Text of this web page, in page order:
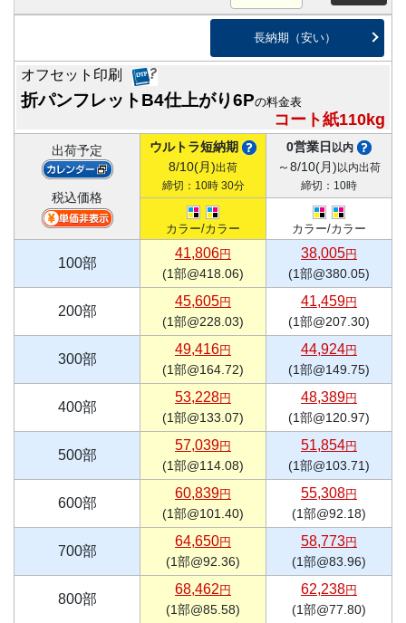
長納期（安い）
オフセット印刷
折パンフレットB4仕上がり6Pの料金表
コート紙110kg
出荷予定
税込価格
ウルトラ短納期
8/10(月)出荷
締切：10時 30分
0営業日 以内
～8/10(月) 以内出荷
締切：10時
カラー/カラー カラー/カラー
100部
41,806円
(1部@418.06)
38,005円
(1部@380.05)
200部
45,605円
(1部@228.03)
41,459円
(1部@207.30)
300部
49,416円
(1部@164.72)
44,924円
(1部@149.75)
400部
53,228円
(1部@133.07)
48,389円
(1部@120.97)
500部
57,039円
(1部@114.08)
51,854円
(1部@103.71)
600部
60,839円
(1部@101.40)
55,308円
(1部@92.18)
700部
64,650円
(1部@92.36)
58,773円
(1部@83.96)
800部
68,462 円
(1部@85.58)
62,238円
(1部@77.80)